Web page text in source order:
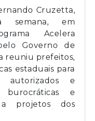
Cruzetta,
semana, em
Acelera
Governo de
reuniu prefeitos,
estaduais para
autorizados e
burocráticas e
a projetos dos